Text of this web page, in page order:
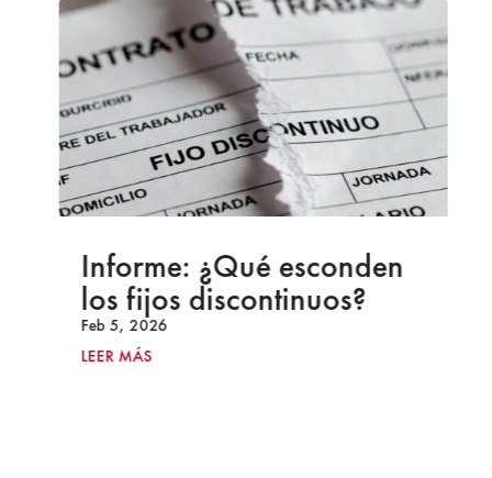
Informe: ¿Qué esconden
los fijos discontinuos?
Feb 5, 2026
LEER MÁS